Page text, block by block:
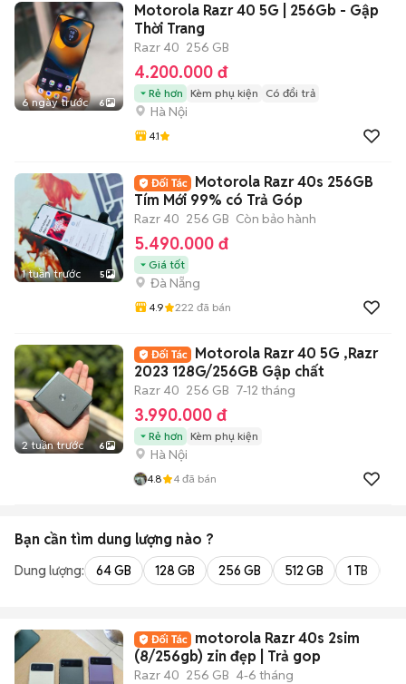
6 ngày trước 6
Motorola Razr 40 5G | 256Gb - Gập
Thời Trang
Razr 40 256 GB
4.200.000 đ
Rẻ hơn Kèm phụ kiện Có đổi trả
Hà Nội
4.1
1 tuần trước 5
Motorola Razr 40s 256GB
Tím Mới 99% có Trả Góp
Razr 40 256 GB Còn bảo hành
5.490.000 đ
Giá tốt
Đà Nẵng
4.9 222 đã bán
2 tuần trước 6
Motorola Razr 40 5G ,Razr
2023 128G/256GB Gập chất
Razr 40 256 GB 7-12 tháng
3.990.000 đ
Rẻ hơn Kèm phụ kiện
Hà Nội
4.8 4 đã bán
Bạn cần tìm dung lượng nào ?
Dung lượng: 64 GB 128 GB 256 GB 512 GB 1 TB
motorola Razr 40s 2sim
(8/256gb) zin đẹp | Trả gop
Razr 40 256 GB 4-6 tháng